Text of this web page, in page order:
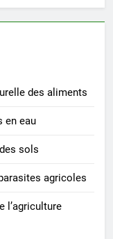
des aliments
en eau
sols
agricoles
l’agriculture